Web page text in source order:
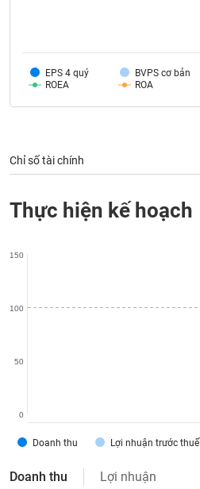
EPS 4 quý BVPS cơ bản
ROEA
ROA
Chỉ số tài chính
Thực hiện kế hoạch
Doanh thu Lợi nhuận trước thuế
0
50
100
150
Doanh thu Lợi nhuận
Thuật
(-)
Dịch
tạo
chính
cụ
tư